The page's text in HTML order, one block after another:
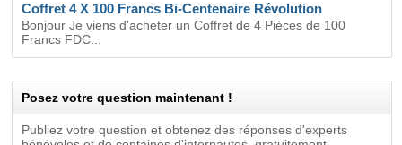
Coffret 4 X 100 Francs Bi-Centenaire Révolution
Bonjour Je viens d'acheter un Coffret de 4 Pièces de 100
Francs FDC...
Posez votre question maintenant !
Publiez votre question et obtenez des réponses d'experts